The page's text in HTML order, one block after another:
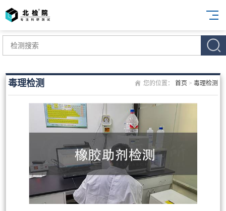
您的位置： 首页 > 毒理检测
毒理检测